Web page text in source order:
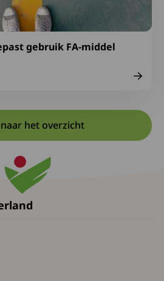
gebruik FA-middel
het overzicht